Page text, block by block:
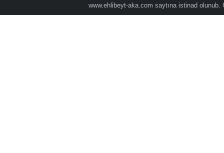
www.ehlibeyt-aka.com saytına istinad olunub.